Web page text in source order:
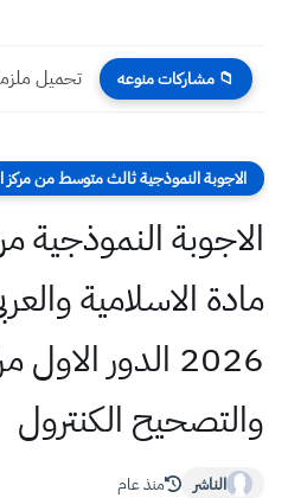
📁 مشاركات منوعه
الاجوبة النموذجية ثالث متوسط من
الاجوبة النموذجية
مادة الاسلامية
2026 الدور
والتصحيح الكنترول
الناشر منذ عام